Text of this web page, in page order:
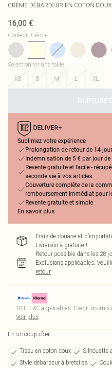
CRÈME DÉBARDEUR EN COTON DOUX
16,00 €
Couleur: Crème
Sélectionner une taille:
XS
S M L XL
RUPTURE
Sublimez votre expérience
Prolongation de retour de 14
Indemnisation de 5 € par jour
Revente gratuite et facile -
seconde vie à vos articles.
Couverture complète de la
remboursement immédiat pour
Revente gratuite et simple
En savoir plus
Frais de douane et
Livraison à gratuite !
Retour possible dans les 28
Exclusions applicables.
retour
18+, T&C applicables. Crédit soumis
Voir plus
En un coup d’œil
Tissu en coton doux
Silhouette
Style débardeur à bretelles